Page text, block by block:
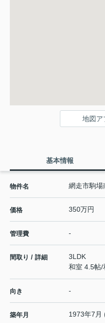
地図ア
基本情報
物件名 網走市駒
価格 350万円
管理費 -
間取り / 詳細
3LDK
和室 4.5帖/
向き -
築年月 1973年7月